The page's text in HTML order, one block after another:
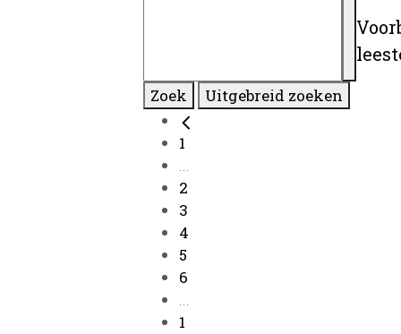
Zoek Uitgebreid zoeken
1
...
2
3
4
5
6
...
1